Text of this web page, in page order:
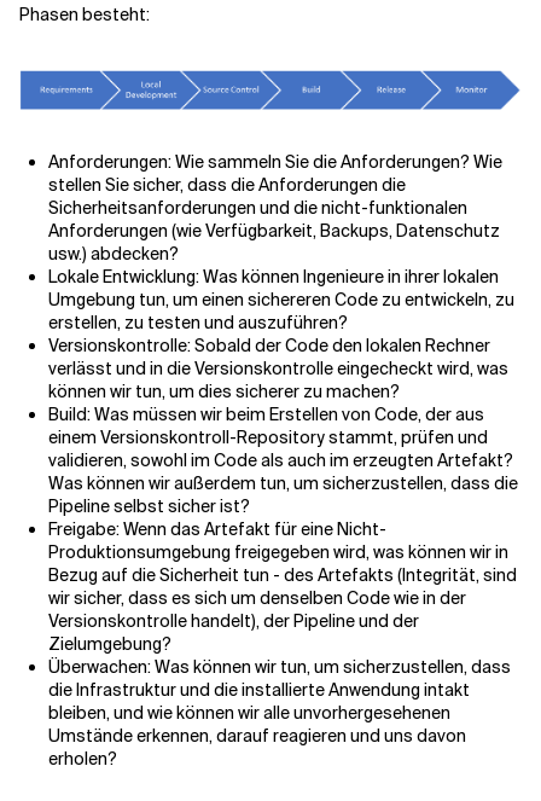
Phasen besteht:
Anforderungen: Wie sammeln Sie die Anforderungen? Wie
stellen Sie sicher, dass die Anforderungen die
Sicherheitsanforderungen und die nicht-funktionalen
Anforderungen (wie Verfügbarkeit, Backups, Datenschutz
usw.) abdecken?
Lokale Entwicklung: Was können Ingenieure in ihrer lokalen
Umgebung tun, um einen sichereren Code zu entwickeln, zu
erstellen, zu testen und auszuführen?
Versionskontrolle: Sobald der Code den lokalen Rechner
verlässt und in die Versionskontrolle eingecheckt wird, was
können wir tun, um dies sicherer zu machen?
Build: Was müssen wir beim Erstellen von Code, der aus
einem Versionskontroll-Repository stammt, prüfen und
validieren, sowohl im Code als auch im erzeugten Artefakt?
Was können wir außerdem tun, um sicherzustellen, dass die
Pipeline selbst sicher ist?
Freigabe: Wenn das Artefakt für eine Nicht-
Produktionsumgebung freigegeben wird, was können wir in
Bezug auf die Sicherheit tun - des Artefakts (Integrität, sind
wir sicher, dass es sich um denselben Code wie in der
Versionskontrolle handelt), der Pipeline und der
Zielumgebung?
Überwachen: Was können wir tun, um sicherzustellen, dass
die Infrastruktur und die installierte Anwendung intakt
bleiben, und wie können wir alle unvorhergesehenen
Umstände erkennen, darauf reagieren und uns davon
erholen?